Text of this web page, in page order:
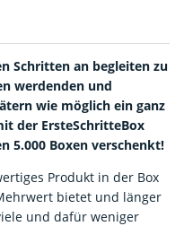
Schritten an begleiten zu
werdenden und
wie möglich ein ganz
der ErsteSchritteBox
5.000 Boxen verschenkt!
Produkt in der Box
bietet und länger
und dafür weniger